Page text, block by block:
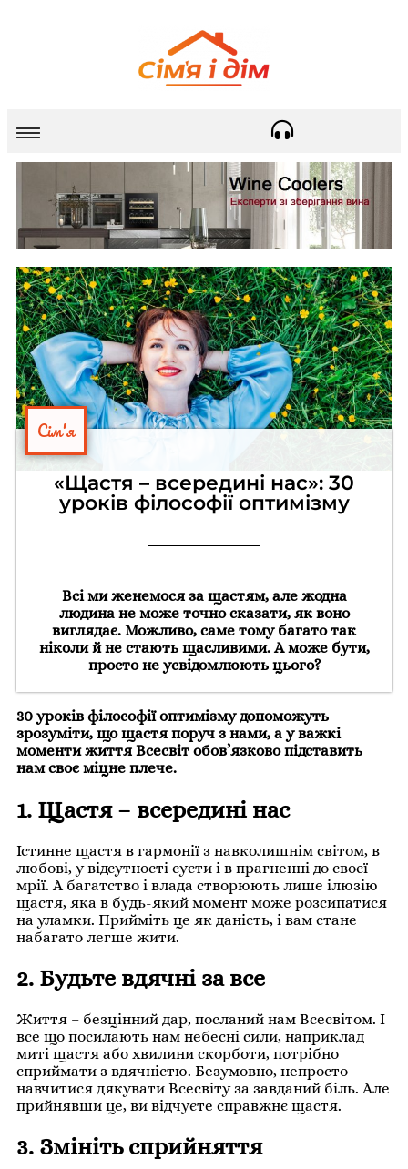
Сім'я
«Щастя – всередині нас»: 30
уроків філософії оптимізму
Всі ми женемося за щастям, але жодна
людина не може точно сказати, як воно
виглядає. Можливо, саме тому багато так
ніколи й не стають щасливими. А може бути,
просто не усвідомлюють цього?
30 уроків філософії оптимізму допоможуть
зрозуміти, що щастя поруч з нами, а у важкі
моменти життя Всесвіт обов’язково підставить
нам своє міцне плече.
1. Щастя – всередині нас
Істинне щастя в гармонії з навколишнім світом, в
любові, у відсутності суєти і в прагненні до своєї
мрії. А багатство і влада створюють лише ілюзію
щастя, яка в будь-який момент може розсипатися
на уламки. Прийміть це як даність, і вам стане
набагато легше жити.
2. Будьте вдячні за все
Життя – безцінний дар, посланий нам Всесвітом. І
все що посилають нам небесні сили, наприклад
миті щастя або хвилини скорботи, потрібно
сприймати з вдячністю. Безумовно, непросто
навчитися дякувати Всесвіту за завданий біль. Але
прийнявши це, ви відчуєте справжнє щастя.
3. Змініть сприйняття